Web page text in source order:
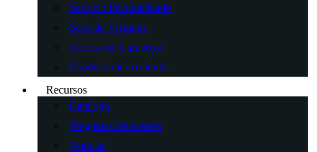
Servicio Personalizado
Sede de Vietnam
Fábrica de Camboya
Exposiciones recientes
Recursos
Catálogo
Preguntas frecuentes
Noticias